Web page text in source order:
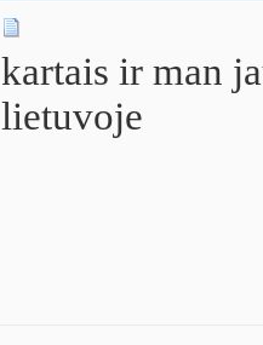
kartais ir man
lietuvoje